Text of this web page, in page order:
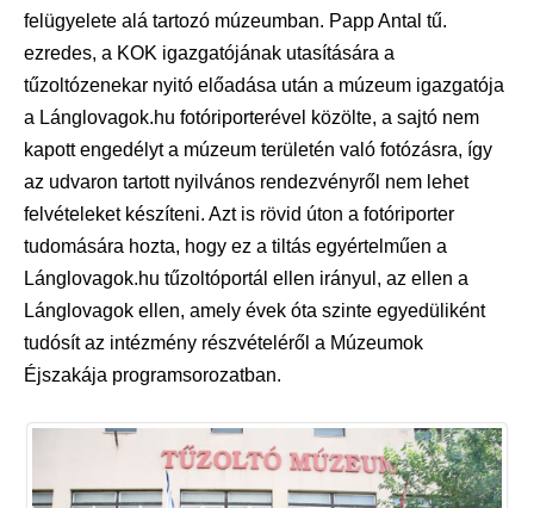
felügyelete alá tartozó múzeumban. Papp Antal tű.
ezredes, a KOK igazgatójának utasítására a
tűzoltózenekar nyitó előadása után a múzeum igazgatója
a Lánglovagok.hu fotóriporterével közölte, a sajtó nem
kapott engedélyt a múzeum területén való fotózásra, így
az udvaron tartott nyilvános rendezvényről nem lehet
felvételeket készíteni. Azt is rövid úton a fotóriporter
tudomására hozta, hogy ez a tiltás egyértelműen a
Lánglovagok.hu tűzoltóportál ellen irányul, az ellen a
Lánglovagok ellen, amely évek óta szinte egyedüliként
tudósít az intézmény részvételéről a Múzeumok
Éjszakája programsorozatban.